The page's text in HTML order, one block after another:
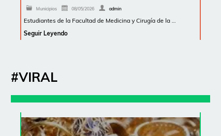
Municipios 08/05/2026 admin
Estudiantes de la Facultad de Medicina y Cirugía de la …
Seguir Leyendo
#VIRAL